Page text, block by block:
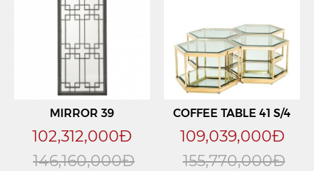
MIRROR 39
102,312,000Đ
146,160,000Đ
COFFEE TABLE 41 S/4
109,039,000Đ
155,770,000Đ